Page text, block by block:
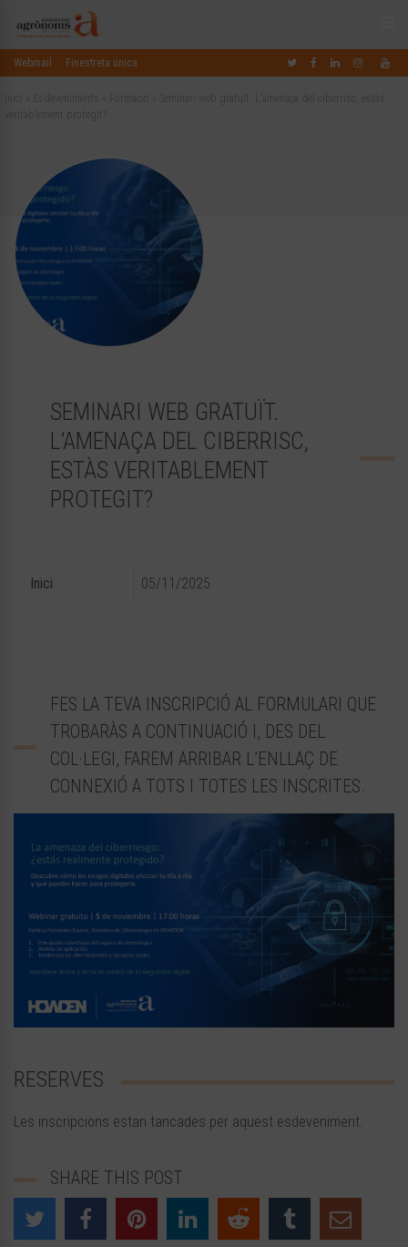
Webmail Finestreta única
SEMINARI WEB GRATUÏT.
L’AMENAÇA DEL CIBERRISC,
ESTÀS VERITABLEMENT
PROTEGIT?
Inici 05/11/2025
FES LA TEVA INSCRIPCIÓ AL FORMULARI QUE
TROBARÀS A CONTINUACIÓ I, DES DEL
COL·LEGI, FAREM ARRIBAR L’ENLLAÇ DE
CONNEXIÓ A TOTS I TOTES LES INSCRITES.
RESERVES
Les inscripcions estan tancades per aquest esdeveniment.
SHARE THIS POST